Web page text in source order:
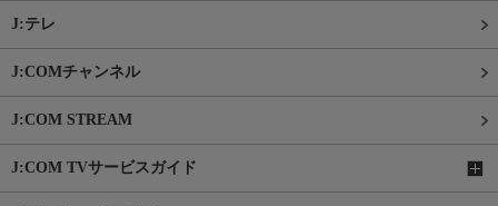
J:テレ
J:COMチャンネル
J:COM STREAM
J:COM TVサービスガイド